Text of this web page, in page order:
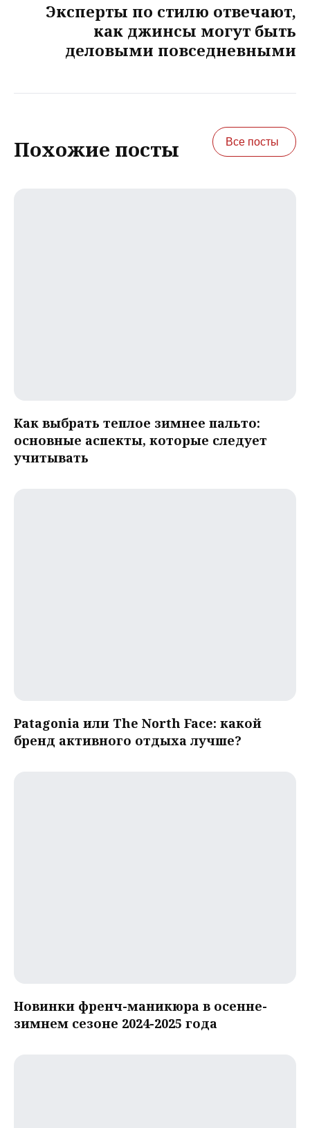
Эксперты по стилю отвечают,
как джинсы могут быть
деловыми повседневными
Похожие посты Все посты
Как выбрать теплое зимнее пальто:
основные аспекты, которые следует
учитывать
Patagonia или The North Face: какой
бренд активного отдыха лучше?
Новинки френч-маникюра в осенне-
зимнем сезоне 2024-2025 года